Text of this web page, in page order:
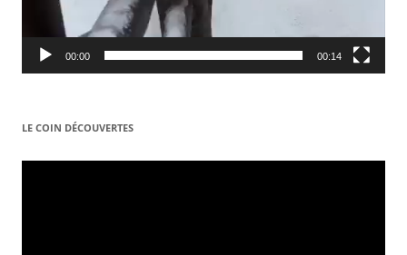
00:00 00:14
LE COIN DÉCOUVERTES
Video